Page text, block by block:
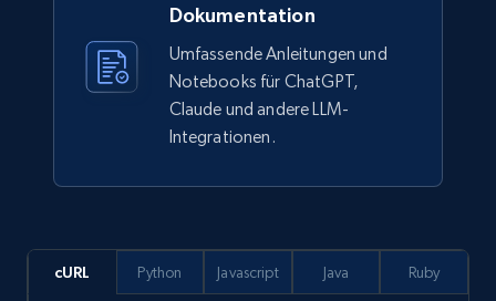
912+ Jetzt kaufen
eCommerce
Dokumentation
Umfassende Anleitungen und
Notebooks für ChatGPT,
Claude und andere LLM-
Integrationen.
cURL Python Javascript Java Ruby